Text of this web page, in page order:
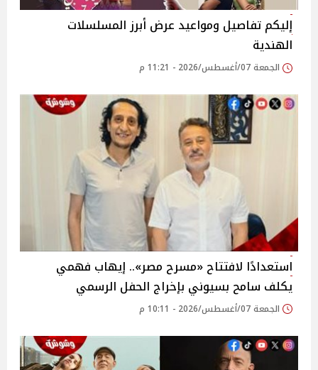
إليكم تفاصيل ومواعيد عرض أبرز المسلسلات
الهندية
الجمعة 07/أغسطس/2026 - 11:21 م
استعدادًا لافتتاح «مسرح مصر».. إيهاب فهمي
يكلف سامح بسيوني بإخراج الحفل الرسمي
الجمعة 07/أغسطس/2026 - 10:11 م